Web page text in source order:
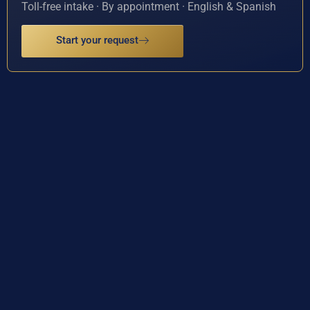
Toll-free intake · By appointment · English & Spanish
Start your request